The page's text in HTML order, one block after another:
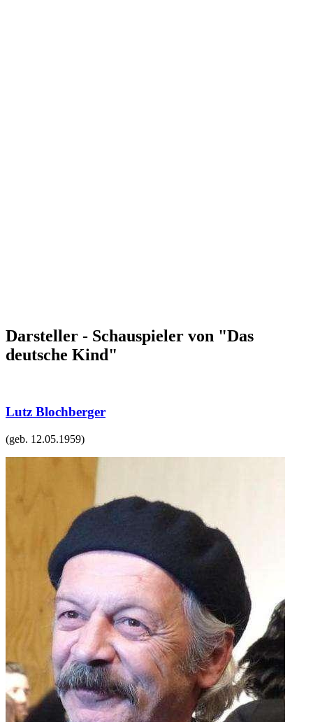
Darsteller - Schauspieler von "Das
deutsche Kind"
Lutz Blochberger
(geb. 12.05.1959)